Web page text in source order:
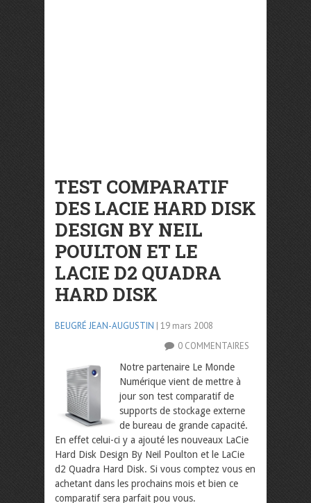
TEST COMPARATIF
DES LACIE HARD DISK
DESIGN BY NEIL
POULTON ET LE
LACIE D2 QUADRA
HARD DISK
BEUGRÉ JEAN-AUGUSTIN | 19 mars 2008
0 COMMENTAIRES
Notre partenaire Le Monde
Numérique vient de mettre à
jour son test comparatif de
supports de stockage externe
de bureau de grande capacité.
En effet celui-ci y a ajouté les nouveaux LaCie
Hard Disk Design By Neil Poulton et le LaCie
d2 Quadra Hard Disk. Si vous comptez vous en
achetant dans les prochains mois et bien ce
comparatif sera parfait pou vous.